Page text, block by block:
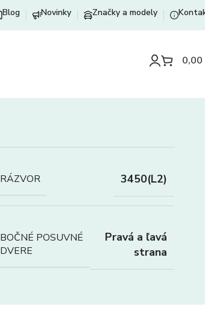
Blog Novinky Značky a modely
0,00
RÁZVOR 3450(L2)
BOČNÉ POSUVNÉ
DVERE
Pravá a ľavá
strana